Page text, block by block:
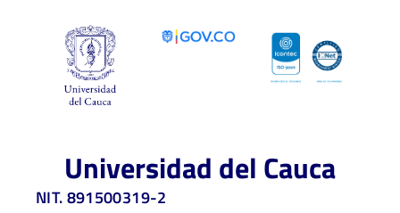
Universidad del Cauca
NIT. 891500319-2